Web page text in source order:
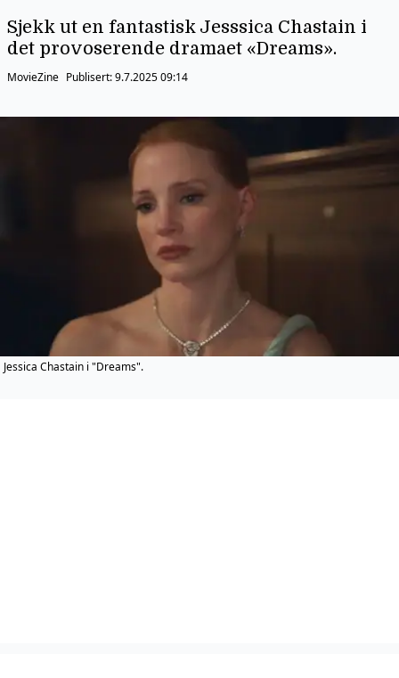
Sjekk ut en fantastisk Jesssica Chastain i
det provoserende dramaet «Dreams».
MovieZine Publisert:9.7.2025 09:14
Jessica Chastain i "Dreams".